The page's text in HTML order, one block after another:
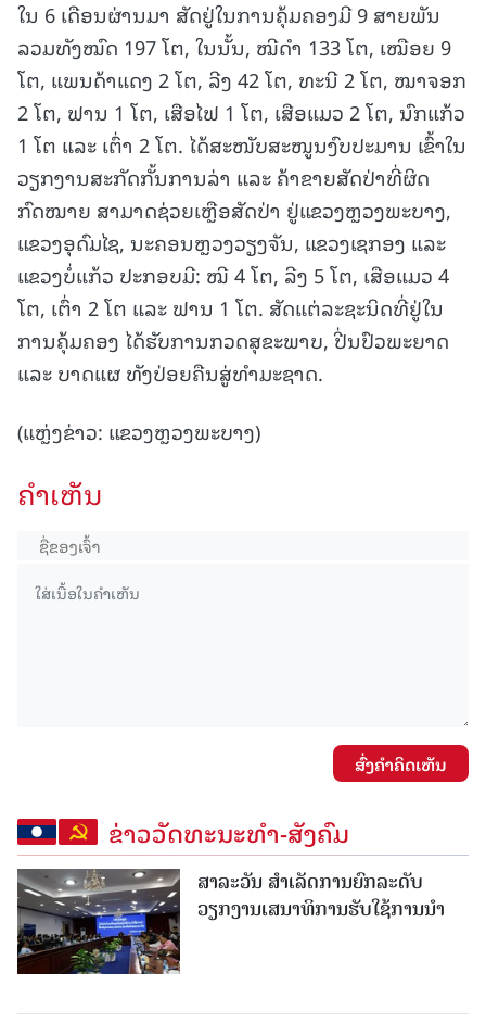
ໃນ 6 ເດືອນຜ່ານມາ ສັດຢູ່ໃນການຄຸ້ມຄອງມີ 9 ສາຍພັນ
ລວມທັງໝົດ 197 ໂຕ, ໃນນັ້ນ, ໝີດຳ 133 ໂຕ, ເໝືອຍ 9
ໂຕ, ແພນດ້າແດງ 2 ໂຕ, ລີງ 42 ໂຕ, ທະນີ 2 ໂຕ, ໝາຈອກ
2 ໂຕ, ຟານ 1 ໂຕ, ເສືອໄຟ 1 ໂຕ, ເສືອແມວ 2 ໂຕ, ນົກແກ້ວ
1 ໂຕ ແລະ ເຕົ່າ 2 ໂຕ. ໄດ້ສະໜັບສະໜູນງົບປະມານ ເຂົ້າໃນ
ວຽກງານສະກັດກັ້ນການລ່າ ແລະ ຄ້າຂາຍສັດປ່າທີ່ຜິດ
ກົດໝາຍ ສາມາດຊ່ວຍເຫຼືອສັດປ່າ ຢູ່ແຂວງຫຼວງພະບາງ,
ແຂວງອຸດົມໄຊ, ນະຄອນຫຼວງວຽງຈັນ, ແຂວງເຊກອງ ແລະ
ແຂວງບໍ່ແກ້ວ ປະກອບມີ: ໝີ 4 ໂຕ, ລີງ 5 ໂຕ, ເສືອແມວ 4
ໂຕ, ເຕົ່າ 2 ໂຕ ແລະ ຟານ 1 ໂຕ. ສັດແຕ່ລະຊະນິດທີ່ຢູ່ໃນ
ການຄຸ້ມຄອງ ໄດ້ຮັບການກວດສຸຂະພາບ, ປີ່ນປົວພະຍາດ
ແລະ ບາດແຜ ທັງປ່ອຍຄືນສູ່ທຳມະຊາດ.
(ແຫຼ່ງຂ່າວ: ແຂວງຫຼວງພະບາງ)
ຄໍາເຫັນ
ສົ່ງຄໍາຄິດເຫັນ
ຂ່າວວັດທະນະທຳ-ສັງຄົມ
ສາລະວັນ ສໍາເລັດການຍົກລະດັບ
ວຽກງານເສນາທິການຮັບໃຊ້ການນໍາ